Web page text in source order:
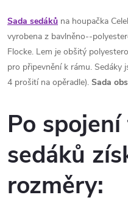
Sada sedáků na houpačka
vyrobena z bavlněno--
Flocke. Lem je obšitý
pro připevnění k rámu. Sedáky
4 prošití na opěradle). Sada
Po
sedáků
rozměry: